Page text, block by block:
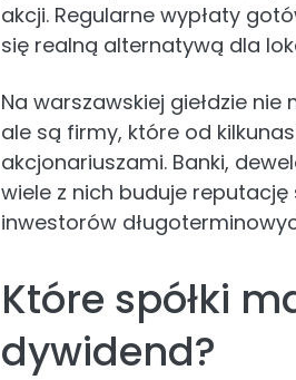
akcji. Regularne wypłaty
się realną alternatywą dla
Na warszawskiej giełdzie nie
ale są firmy, które od
akcjonariuszami. Banki,
wiele z nich buduje
inwestorów
Które spółki
dywidend?